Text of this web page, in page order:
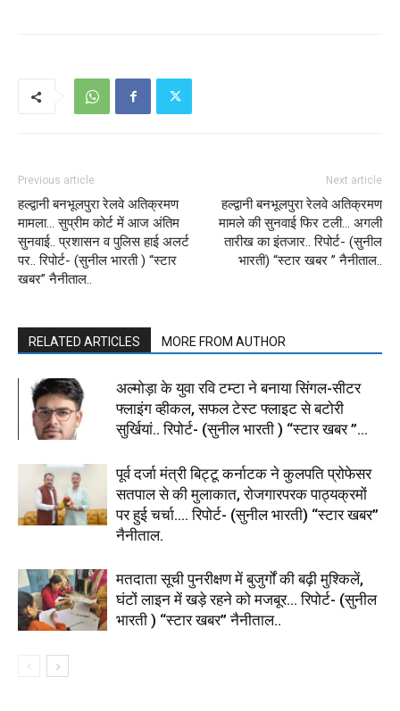
Previous article
हल्द्वानी बनभूलपुरा रेलवे अतिक्रमण
मामला… सुप्रीम कोर्ट में आज अंतिम
सुनवाई.. प्रशासन व पुलिस हाई अलर्ट
पर.. रिपोर्ट- (सुनील भारती ) “स्टार
खबर” नैनीताल..
Next article
हल्द्वानी बनभूलपुरा रेलवे अतिक्रमण
मामले की सुनवाई फिर टली… अगली
तारीख का इंतजार.. रिपोर्ट- (सुनील
भारती) “स्टार खबर ” नैनीताल..
RELATED ARTICLES MORE FROM AUTHOR
अल्मोड़ा के युवा रवि टम्टा ने बनाया सिंगल-सीटर
फ्लाइंग व्हीकल, सफल टेस्ट फ्लाइट से बटोरी
सुर्खियां.. रिपोर्ट- (सुनील भारती ) “स्टार खबर ”...
पूर्व दर्जा मंत्री बिट्टू कर्नाटक ने कुलपति प्रोफेसर
सतपाल से की मुलाकात, रोजगारपरक पाठ्यक्रमों
पर हुई चर्चा…. रिपोर्ट- (सुनील भारती) “स्टार खबर”
नैनीताल.
मतदाता सूची पुनरीक्षण में बुजुर्गों की बढ़ी मुश्किलें,
घंटों लाइन में खड़े रहने को मजबूर… रिपोर्ट- (सुनील
भारती ) “स्टार खबर” नैनीताल..